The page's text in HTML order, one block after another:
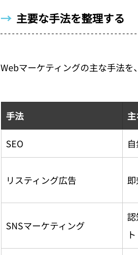
→ 主要な手法を整理する
Webマーケティングの主な手法を
手法
SEO
リスティング広告
SNSマーケティング
ト